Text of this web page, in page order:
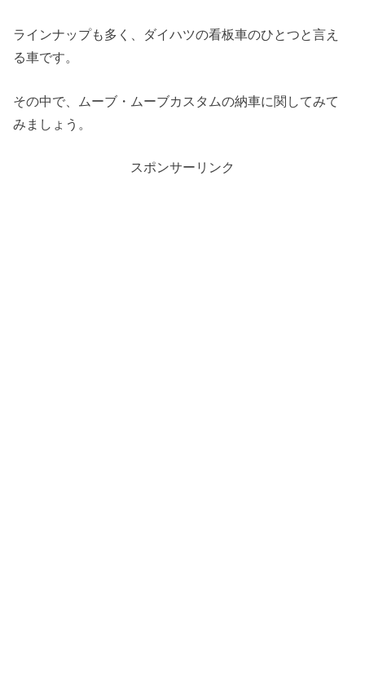
ラインナップも多く、ダイハツの看板車のひとつと言え
る車です。
その中で、ムーブ・ムーブカスタムの納車に関してみて
みましょう。
スポンサーリンク